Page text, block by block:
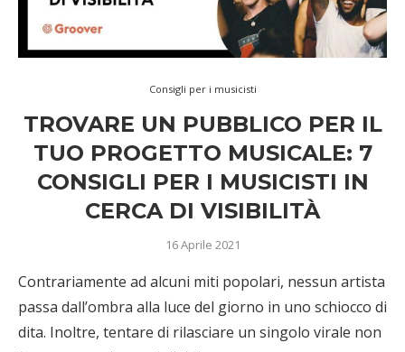
Consigli per i musicisti
TROVARE UN PUBBLICO PER IL
TUO PROGETTO MUSICALE: 7
CONSIGLI PER I MUSICISTI IN
CERCA DI VISIBILITÀ
16 Aprile 2021
Contrariamente ad alcuni miti popolari, nessun artista
passa dall’ombra alla luce del giorno in uno schiocco di
dita. Inoltre, tentare di rilasciare un singolo virale non